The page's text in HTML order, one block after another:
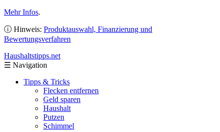
Mehr Infos.
ⓘ Hinweis: Produktauswahl, Finanzierung und
Bewertungsverfahren
Haushaltstipps.net
☰ Navigation
Tipps & Tricks
Flecken entfernen
Geld sparen
Haushalt
Putzen
Schimmel